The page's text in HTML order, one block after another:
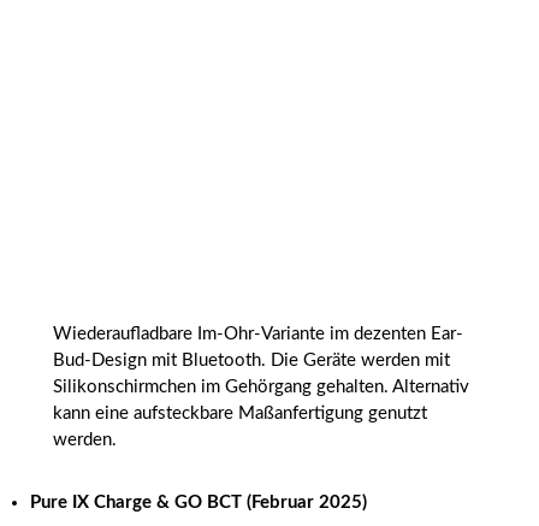
Wiederaufladbare Im-Ohr-Variante im dezenten Ear-
Bud-Design mit Bluetooth. Die Geräte werden mit
Silikonschirmchen im Gehörgang gehalten. Alternativ
kann eine aufsteckbare Maßanfertigung genutzt
werden.
Pure IX Charge & GO BCT (Februar 2025)